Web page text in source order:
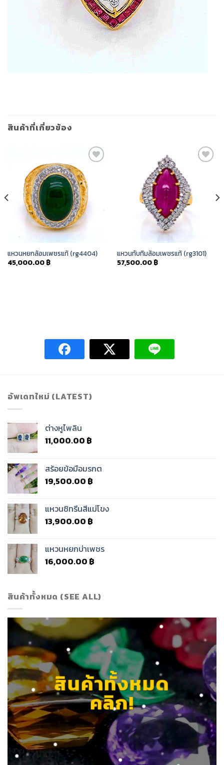
สินค้าที่เกี่ยวข้อง
Wishlist
แหวนหยกล้อมเพชรแท้ (rg4404)
45,000.00 ฿
แหวนทับทิมล้อมเพชรแท้ (rg3101)
57,500.00 ฿
อัพเดทใหม่ (LATEST)
ต่างหูไพลิน
11,000.00 ฿
สร้อยข้อมือมรกต
19,500.00 ฿
แหวนซิทรีนสีแม่โขง
13,900.00 ฿
แหวนหยกบ่าเพชร
16,000.00 ฿
สินค้าทั้งหมด (SEE ALL)
สินค้าทั้งหมด
คลิก!